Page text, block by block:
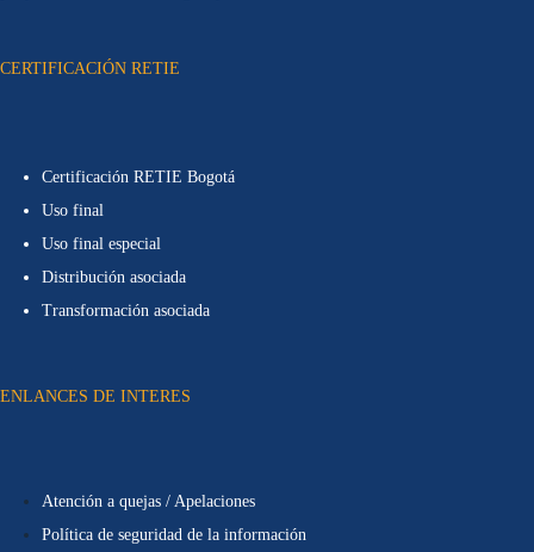
CERTIFICACIÓN RETIE
Certificación RETIE Bogotá
Uso final
Uso final especial
Distribución asociada
Transformación asociada
ENLANCES DE INTERES
Atención a quejas / Apelaciones
Política de seguridad de la información